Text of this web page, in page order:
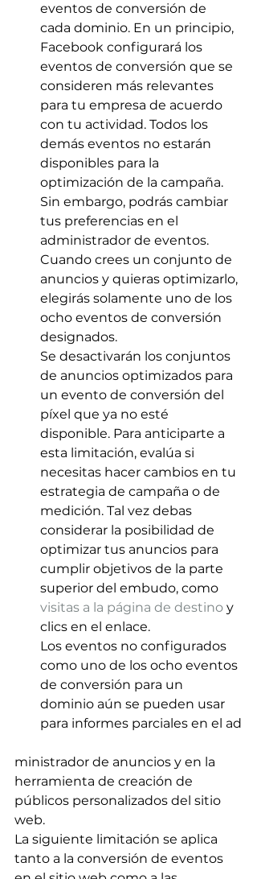
eventos de conversión de
cada dominio. En un principio,
Facebook configurará los
eventos de conversión que se
consideren más relevantes
para tu empresa de acuerdo
con tu actividad. Todos los
demás eventos no estarán
disponibles para la
optimización de la campaña.
Sin embargo, podrás cambiar
tus preferencias en el
administrador de eventos.
Cuando crees un conjunto de
anuncios y quieras optimizarlo,
elegirás solamente uno de los
ocho eventos de conversión
designados.
Se desactivarán los conjuntos
de anuncios optimizados para
un evento de conversión del
píxel que ya no esté
disponible. Para anticiparte a
esta limitación, evalúa si
necesitas hacer cambios en tu
estrategia de campaña o de
medición. Tal vez debas
considerar la posibilidad de
optimizar tus anuncios para
cumplir objetivos de la parte
superior del embudo, como
visitas a la página de destino y
clics en el enlace.
Los eventos no configurados
como uno de los ocho eventos
de conversión para un
dominio aún se pueden usar
para informes parciales en el ad
ministrador de anuncios y en la
herramienta de creación de
públicos personalizados del sitio
web.
La siguiente limitación se aplica
tanto a la conversión de eventos